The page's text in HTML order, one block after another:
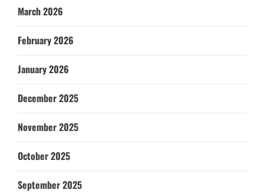
March 2026
February 2026
January 2026
December 2025
November 2025
October 2025
September 2025